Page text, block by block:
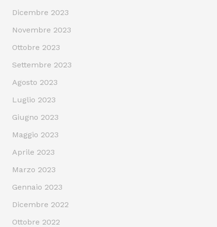
Dicembre 2023
Novembre 2023
Ottobre 2023
Settembre 2023
Agosto 2023
Luglio 2023
Giugno 2023
Maggio 2023
Aprile 2023
Marzo 2023
Gennaio 2023
Dicembre 2022
Ottobre 2022